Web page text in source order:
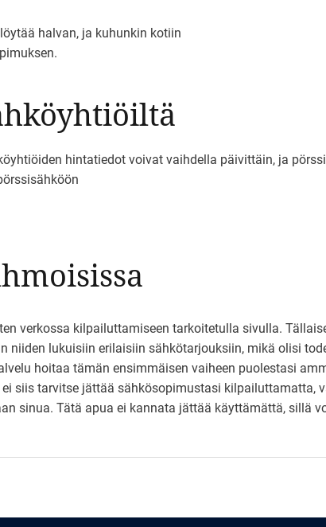
halvan, ja kuhunkin kotiin
hintatiedot voivat vaihdella päivittäin, ja
verkossa kilpailuttamiseen tarkoitetulla sivulla.
niiden lukuisiin erilaisiin sähkötarjouksiin, mikä olisi
hoitaa tämän ensimmäisen vaiheen puolestasi
siis tarvitse jättää sähkösopimustasi kilpailuttamatta,
sinua. Tätä apua ei kannata jättää käyttämättä, sillä